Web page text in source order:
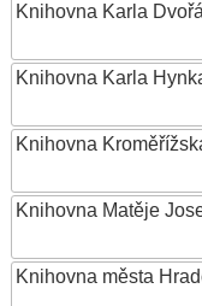
Knihovna Karla
Knihovna Karla
Knihovna
Knihovna Matěje
Knihovna města